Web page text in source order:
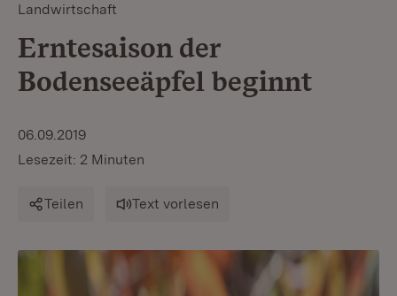
Landwirtschaft
Erntesaison der
Bodenseeäpfel beginnt
06.09.2019
Lesezeit: 2 Minuten
Teilen Text vorlesen